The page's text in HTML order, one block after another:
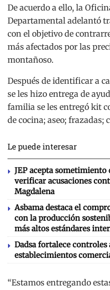
De acuerdo a ello, la
Departamental adelantó
con el objetivo de
más afectados por las
montañoso.
Después de identificar a
se les hizo entrega de
familia se les entregó kit
de cocina; aseo; frazadas;
Le puede interesar
JEP acepta sometimiento
verificar acusaciones
Magdalena
Asbama destaca el
con la producción
más altos estándares
Dadsa fortalece controles
establecimientos
“Estamos entregando